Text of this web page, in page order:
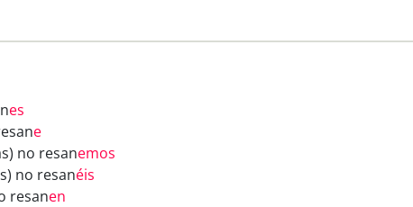
es
e
no resanemos
no resanéis
resanen